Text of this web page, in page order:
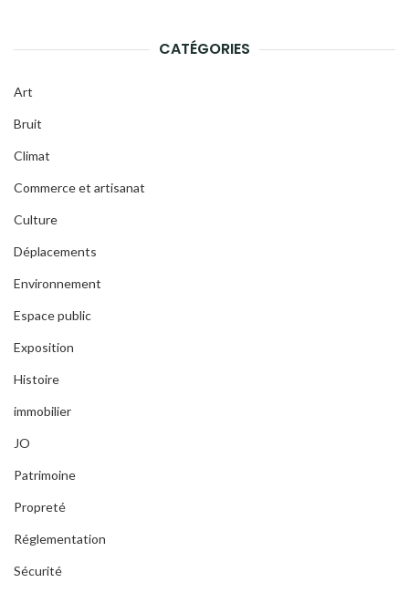
CATÉGORIES
Art
Bruit
Climat
Commerce et artisanat
Culture
Déplacements
Environnement
Espace public
Exposition
Histoire
immobilier
JO
Patrimoine
Propreté
Réglementation
Sécurité